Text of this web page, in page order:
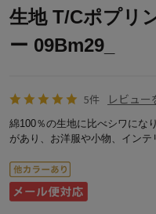
生地 T/Cポプリ
ー 09Bm29_
5件 レビュー
綿100％の生地に比べシワにな
があり、お洋服や小物、インテ